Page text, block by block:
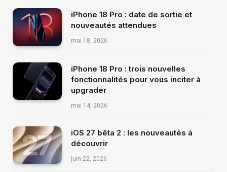
iPhone 18 Pro : date de sortie et
nouveautés attendues
mai 18, 2026
iPhone 18 Pro : trois nouvelles
fonctionnalités pour vous inciter à
upgrader
mai 14, 2026
iOS 27 bêta 2 : les nouveautés à
découvrir
juin 22, 2026